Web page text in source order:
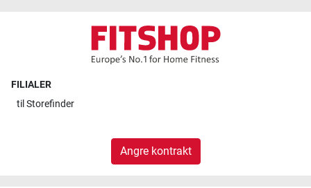
FILIALER
til Storefinder
Angre kontrakt